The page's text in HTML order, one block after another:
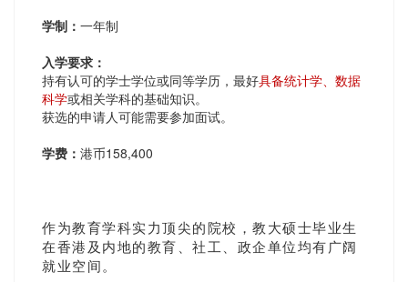
学制： 一年制
入学要求：
持有认可的学士学位或同等学历，最好具备统计学、数据
科学或相关学科的基础知识。
获选的申请人可能需要参加面试。
学费： 港币158,400
作为教育学科实力顶尖的院校，教大硕士毕业生
在香港及内地的教育、社工、政企单位均有广阔
就业空间。